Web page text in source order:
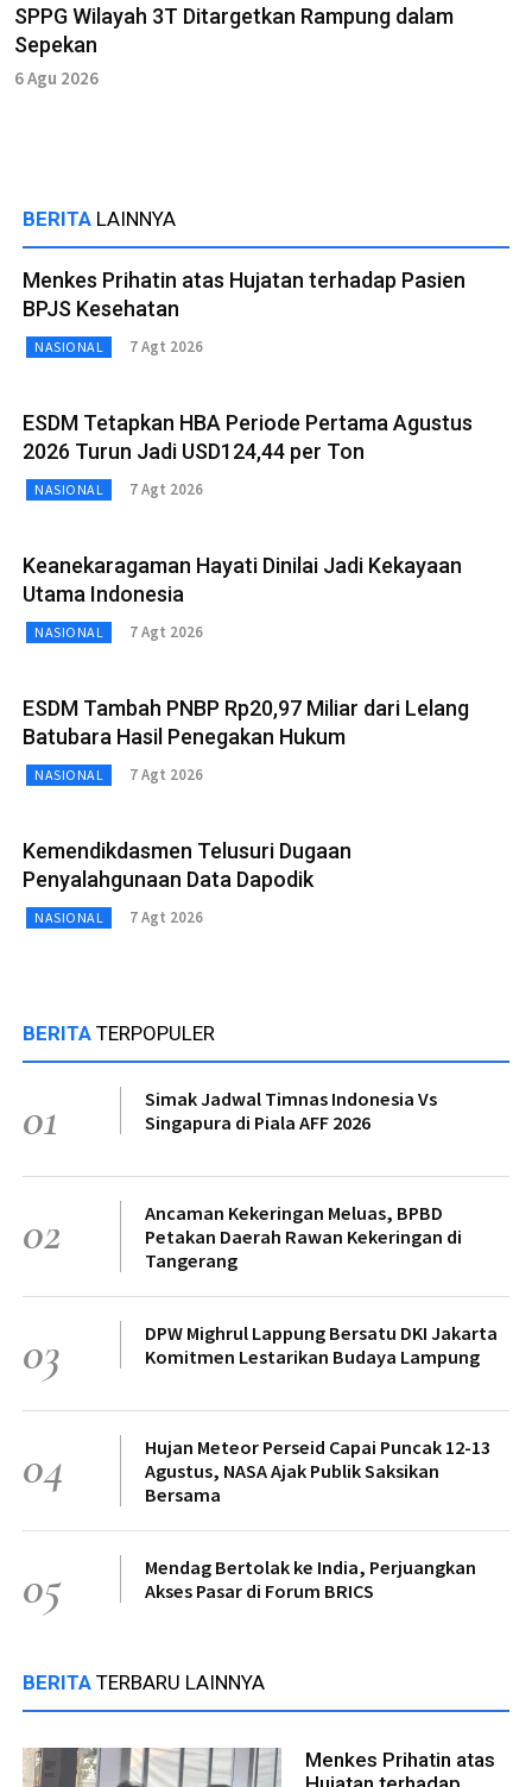
SPPG Wilayah 3T Ditargetkan Rampung dalam
Sepekan
6 Agu 2026
BERITA LAINNYA
Menkes Prihatin atas Hujatan terhadap Pasien
BPJS Kesehatan
NASIONAL 7 Agt 2026
ESDM Tetapkan HBA Periode Pertama Agustus
2026 Turun Jadi USD124,44 per Ton
NASIONAL 7 Agt 2026
Keanekaragaman Hayati Dinilai Jadi Kekayaan
Utama Indonesia
NASIONAL 7 Agt 2026
ESDM Tambah PNBP Rp20,97 Miliar dari Lelang
Batubara Hasil Penegakan Hukum
NASIONAL 7 Agt 2026
Kemendikdasmen Telusuri Dugaan
Penyalahgunaan Data Dapodik
NASIONAL 7 Agt 2026
BERITA TERPOPULER
01
Simak Jadwal Timnas Indonesia Vs
Singapura di Piala AFF 2026
02
Ancaman Kekeringan Meluas, BPBD
Petakan Daerah Rawan Kekeringan di
Tangerang
03
DPW Mighrul Lappung Bersatu DKI Jakarta
Komitmen Lestarikan Budaya Lampung
04
Hujan Meteor Perseid Capai Puncak 12-13
Agustus, NASA Ajak Publik Saksikan
Bersama
05
Mendag Bertolak ke India, Perjuangkan
Akses Pasar di Forum BRICS
BERITA TERBARU LAINNYA
Menkes Prihatin atas